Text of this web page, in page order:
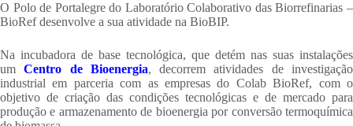
O Polo de Portalegre do Laboratório Colaborativo das Biorrefinarias –
BioRef desenvolve a sua atividade na BioBIP.
Na incubadora de base tecnológica, que detém nas suas instalações
umCentro de Bioenergia, decorrem atividades de investigação
industrial em parceria com as empresas do Colab BioRef, com o
objetivo de criação das condições tecnológicas e de mercado para
produção e armazenamento de bioenergia por conversão termoquímica